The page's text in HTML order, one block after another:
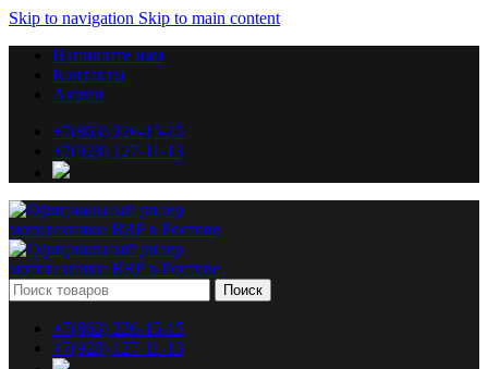
Skip to navigation Skip to main content
Напишите нам
Контакты
Акции
+7(863) 226-15-15
+7(928) 127-11-13
Поиск
+7(863) 226-15-15
+7(928) 127-11-13